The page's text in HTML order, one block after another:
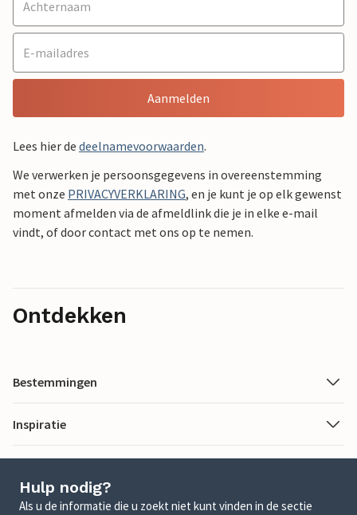
Aanmelden
Lees hier de deelnamevoorwaarden.
We verwerken je persoonsgegevens in overeenstemming
met onze PRIVACYVERKLARING, en je kunt je op elk gewenst
moment afmelden via de afmeldlink die je in elke e-mail
vindt, of door contact met ons op te nemen.
Ontdekken
Bestemmingen
Inspiratie
Hulp nodig?
Als u de informatie die u zoekt niet kunt vinden in de sectie